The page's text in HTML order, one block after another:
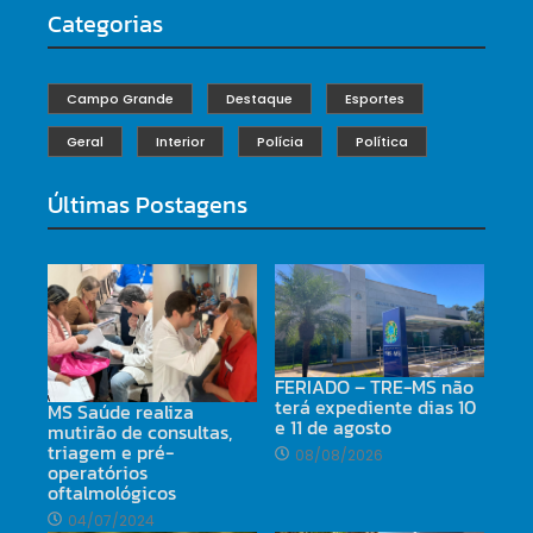
Categorias
Campo Grande Destaque Esportes
Geral Interior Polícia Política
Últimas Postagens
MS Saúde realiza
mutirão de consultas,
triagem e pré-
operatórios
oftalmológicos
04/07/2024
FERIADO – TRE-MS não
terá expediente dias 10
e 11 de agosto
08/08/2026